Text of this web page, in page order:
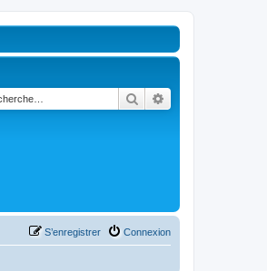
Rechercher
Connexion
S’enregistrer